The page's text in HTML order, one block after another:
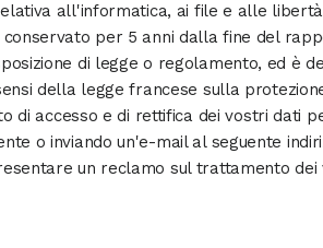
all'informatica, ai file e alle
conservato per 5 anni dalla fine del
di legge o regolamento, ed è
della legge francese sulla
di accesso e di rettifica dei vostri dati
o inviando un'e-mail al seguente
un reclamo sul trattamento